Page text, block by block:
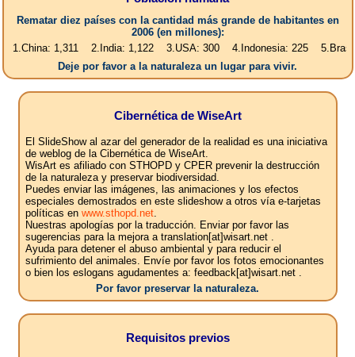
Rematar diez países con la cantidad más grande de habitantes en
2006 (en millones):
1,311 2.India: 1,122 3.USA: 300 4.Indonesia: 225 5.Brasil: 187
Deje por favor a la naturaleza un lugar para vivir.
Cibernética de WiseArt
El SlideShow al azar del generador de la realidad es una iniciativa
de weblog de la Cibernética de WiseArt.
WisArt es afiliado con STHOPD y CPER prevenir la destrucción
de la naturaleza y preservar biodiversidad.
Puedes enviar las imágenes, las animaciones y los efectos
especiales demostrados en este slideshow a otros vía e-tarjetas
políticas en www.sthopd.net.
Nuestras apologías por la traducción. Enviar por favor las
sugerencias para la mejora a translation[at]wisart.net .
Ayuda para detener el abuso ambiental y para reducir el
sufrimiento del animales. Envíe por favor los fotos emocionantes
o bien los eslogans agudamentes a: feedback[at]wisart.net .
Por favor preservar la naturaleza.
Requisitos previos